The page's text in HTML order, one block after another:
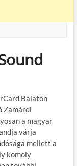
Balaton
Zamárdi
a magyar
várja
mellett a
komoly